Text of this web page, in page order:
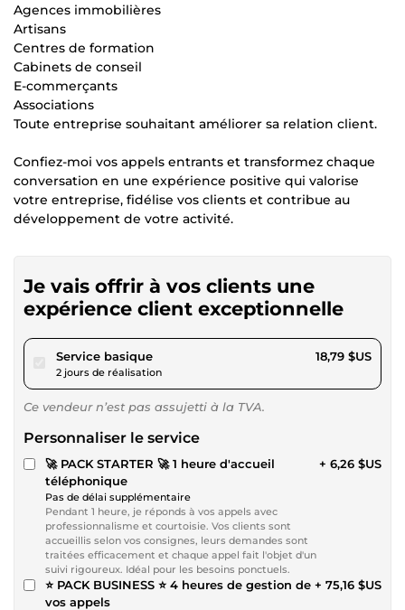
Agences immobilières
Artisans
Centres de formation
Cabinets de conseil
E-commerçants
Associations
Toute entreprise souhaitant améliorer sa relation client.
Confiez-moi vos appels entrants et transformez chaque
conversation en une expérience positive qui valorise
votre entreprise, fidélise vos clients et contribue au
développement de votre activité.
Je vais offrir à vos clients une
expérience client exceptionnelle
Service basiquepour 17,32 $US
2 jours de réalisation
18,79 $US
Ce vendeur n’est pas assujetti à la TVA.
Personnaliser le service
🚀 PACK STARTER 🚀 1 heure d'accueil
téléphonique
Pas de délai supplémentaire
Pendant 1 heure, je réponds à vos appels avec
professionnalisme et courtoisie. Vos clients sont
accueillis selon vos consignes, leurs demandes sont
traitées efficacement et chaque appel fait l'objet d'un
suivi rigoureux. Idéal pour les besoins ponctuels.
+ 6,26 $US
⭐ PACK BUSINESS ⭐ 4 heures de gestion de
vos appels
+ 75,16 $US